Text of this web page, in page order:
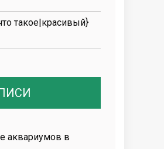
такое|красивый}
аквариумов в